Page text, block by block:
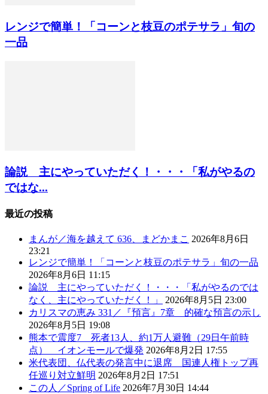
レンジで簡単！「コーンと枝豆のポテサラ」旬の
一品
論説 主にやっていただく！・・・「私がやるの
ではな...
最近の投稿
まんが／海を越えて 636、まどかまこ 2026年8月6日
23:21
レンジで簡単！「コーンと枝豆のポテサラ」旬の一品
2026年8月6日 11:15
論説 主にやっていただく！・・・「私がやるのでは
なく、主にやっていただく！」
2026年8月5日 23:00
カリスマの恵み 331／『預言』7章 的確な預言の示し
2026年8月5日 19:08
熊本で震度7 死者13人、約1万人避難（29日午前時
点） イオンモールで爆発 2026年8月2日 17:55
米代表団、仏代表の発言中に退席 国連人権トップ再
任巡り対立鮮明 2026年8月2日 17:51
この人／Spring of Life 2026年7月30日 14:44